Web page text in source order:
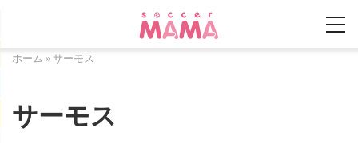
ホーム » サーモス
サーモス